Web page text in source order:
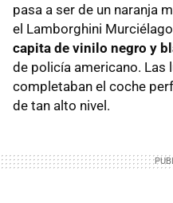
pasa a ser de un naranja
el Lamborghini
capita de vinilo negro y
de policía americano. Las
completaban el coche
de tan alto nivel.